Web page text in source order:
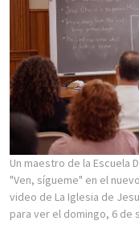
Un maestro de la Escuela
"Ven, sígueme" en el
video de La Iglesia de
para ver el domingo, 6 de